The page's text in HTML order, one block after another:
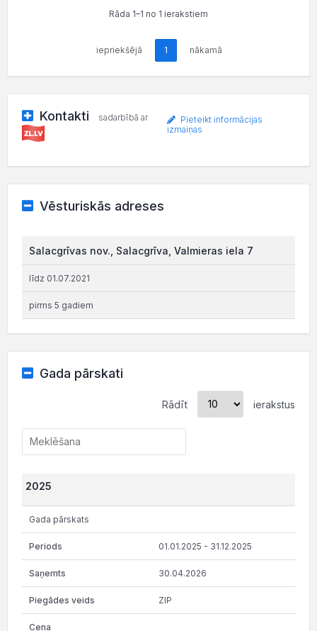
Rāda 1–1 no 1 ierakstiem
iepriekšējā 1 nākamā
Kontakti sadarbībā ar
Pieteikt informācijas
izmaiņas
Vēsturiskās adreses
Salacgrīvas nov., Salacgrīva, Valmieras iela 7
līdz 01.07.2021
pirms 5 gadiem
Gada pārskati
Rādīt ierakstus
2025
Gada pārskats
01.01.2025 - 31.12.2025
30.04.2026
ZIP